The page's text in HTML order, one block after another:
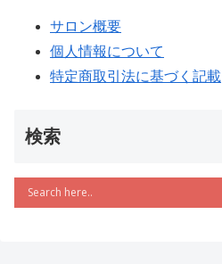
サロン概要
個人情報について
特定商取引法に基づく記載
検索